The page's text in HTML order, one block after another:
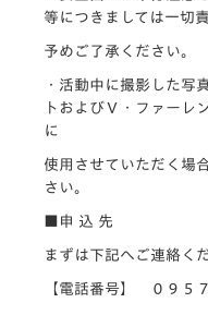
等につきましては一切
予めご了承ください。
・活動中に撮影した写
トおよびＶ・ファーレ
に
使用させていただく場
さい。
■申 込 先
まずは下記へご連絡く
【電話番号】 ０９５